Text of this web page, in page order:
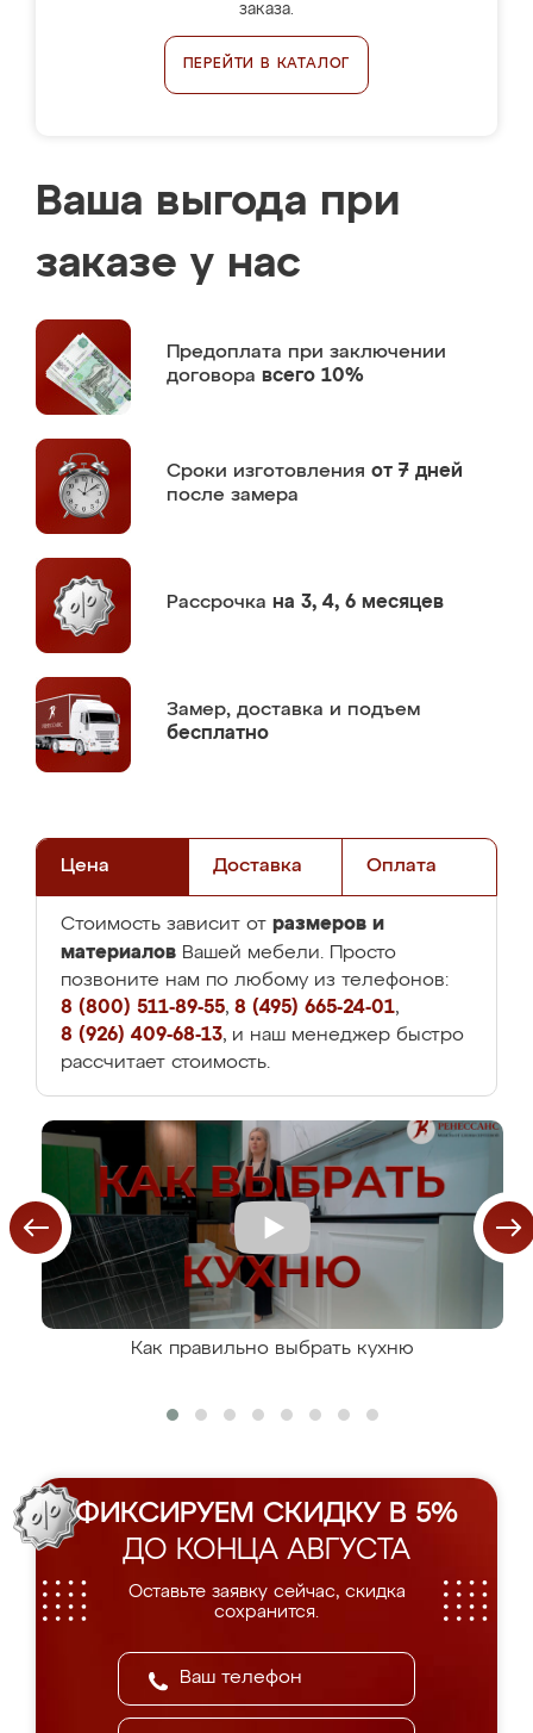
заказа.
ПЕРЕЙТИ В КАТАЛОГ
Ваша выгода при
заказе у нас
Предоплата при заключении
договора всего 10%
Сроки изготовления от 7 дней
после замера
Рассрочка на 3, 4, 6 месяцев
Замер, доставка и подъем
бесплатно
Цена Доставка Оплата
Стоимость зависит от размеров и
материалов Вашей мебели. Просто
позвоните нам по любому из телефонов:
8 (800) 511-89-55, 8 (495) 665-24-01,
8 (926) 409-68-13, и наш менеджер быстро
рассчитает стоимость.
Как правильно выбрать кухню
ФИКСИРУЕМ СКИДКУ В 5%
ДО КОНЦА АВГУСТА
Оставьте заявку сейчас, скидка
сохранится.